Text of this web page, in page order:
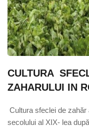
CULTURA
ZAHARULUI IN
secolului al XIX- lea